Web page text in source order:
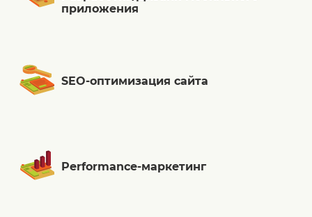
приложения
SEO-оптимизация сайта
Performance-маркетинг